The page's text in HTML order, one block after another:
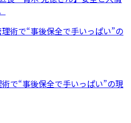
で“事後保全で手いっぱい”の現